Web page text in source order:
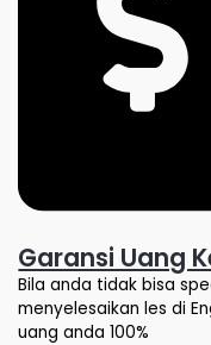
Garansi Uang
Bila anda tidak bisa
menyelesaikan les di
uang anda 100%